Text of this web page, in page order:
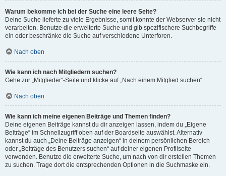
Warum bekomme ich bei der Suche eine leere Seite?
Deine Suche lieferte zu viele Ergebnisse, somit konnte der Webserver sie nicht
verarbeiten. Benutze die erweiterte Suche und gib spezifischere Suchbegriffe
ein oder beschränke die Suche auf verschiedene Unterforen.
Nach oben
Wie kann ich nach Mitgliedern suchen?
Gehe zur „Mitglieder“-Seite und klicke auf „Nach einem Mitglied suchen“.
Nach oben
Wie kann ich meine eigenen Beiträge und Themen finden?
Deine eigenen Beiträge kannst du dir anzeigen lassen, indem du „Eigene
Beiträge“ im Schnellzugriff oben auf der Boardseite auswählst. Alternativ
kannst du auch „Deine Beiträge anzeigen“ in deinem persönlichen Bereich
oder „Beiträge des Benutzers suchen“ auf deiner eigenen Profilseite
verwenden. Benutze die erweiterte Suche, um nach von dir erstellen Themen
zu suchen. Trage dort die entsprechenden Optionen in die Suchmaske ein.